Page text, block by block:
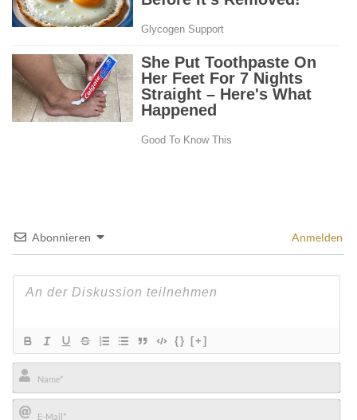
Abonnieren Anmelden
{} [+]
Name*